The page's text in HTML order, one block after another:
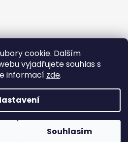
cookie. Dalším
vyjadřujete souhlas s
informací zde.
Souhlasím
. Všechna práva